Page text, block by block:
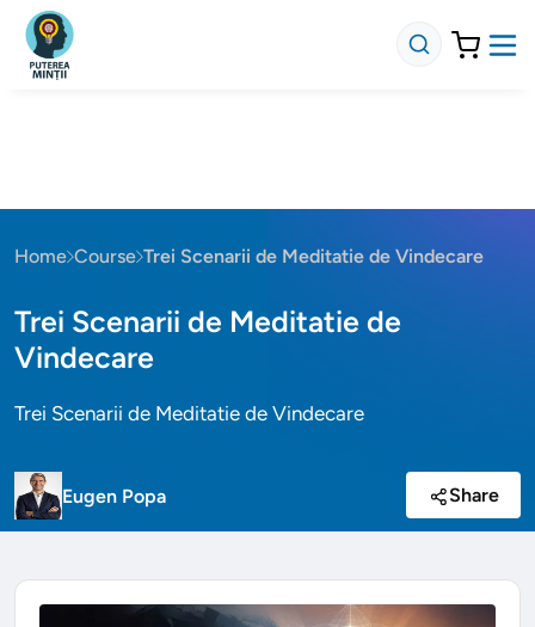
Home Course Trei Scenarii de Meditatie de Vindecare
Trei Scenarii de Meditatie de
Vindecare
Trei Scenarii de Meditatie de Vindecare
Eugen Popa Share